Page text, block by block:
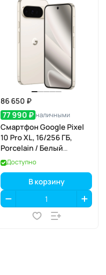
86 650 ₽
77 990 ₽ наличными
Смартфон Google Pixel
10 Pro XL, 16/256 ГБ,
Porcelain / Белый
Фарфор
Доступно
В корзину